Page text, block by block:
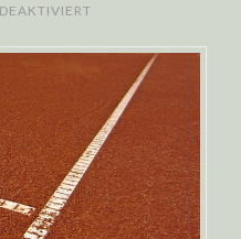
HEUTE
ROGER
FEDERER
GEGEN
RAFAEL
NADAL